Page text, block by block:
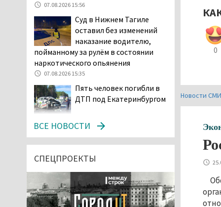
0
Новости
07.08.2026 15:56
Суд в Нижнем Тагиле
оставил без изменений
наказание водителю,
пойманному за рулём в состоянии
наркотического опьянения
07.08.2026 15:35
Пять человек погибли в
ДТП под Екатеринбургом
проникли в квартиру
через балкон, чтобы
07.08.2026 14:20
В Красноуральске хитрый
водитель BMW ездил с
ВСЕ НОВОСТИ
СПЕЦПРОЕКТЫ